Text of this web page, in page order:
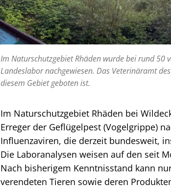
Im Naturschutzgebiet Rhäden wurde bei rund 50
Landeslabor nachgewiesen. Das Veterinäramt
diesem Gebiet geboten ist.
Im Naturschutzgebiet Rhäden bei
Erreger der Geflügelpest (Vogelgrippe)
Influenzaviren, die derzeit bundesweit,
Die Laboranalysen weisen auf den seit
Nach bisherigem Kenntnisstand kann
verendeten Tieren sowie deren